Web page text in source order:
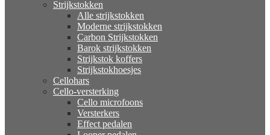
Strijkstokken
Alle strijkstokken
Moderne strijkstokken
Carbon Strijkstokken
Barok strijkstokken
Strijkstok koffers
Strijkstokhoesjes
Cellohars
Cello-versterking
Cello microfoons
Versterkers
Effect pedalen